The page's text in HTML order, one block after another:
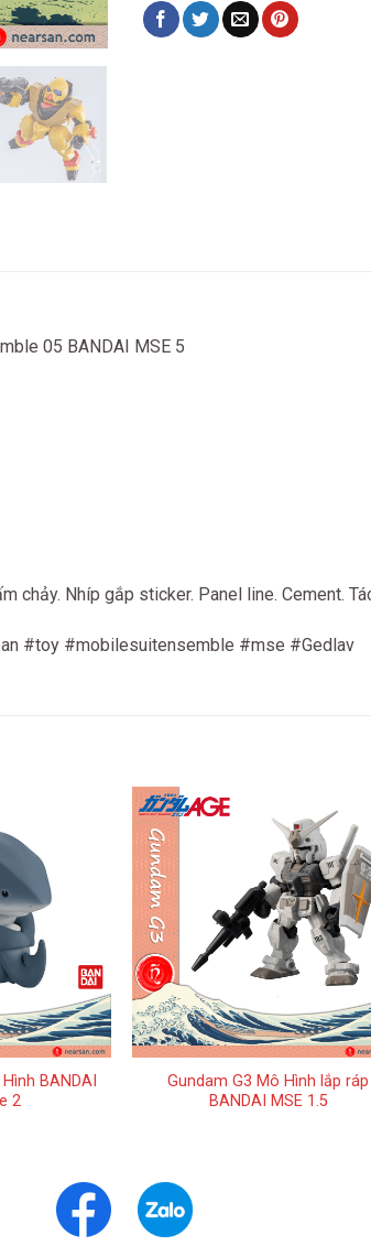
05 BANDAI MSE 5
chảy. Nhíp gắp sticker. Panel line. Cement.
#toy #mobilesuitensemble #mse #Gedlav
BANDAI
2
+
Gundam G3 Mô Hình lắp ráp
BANDAI MSE 1.5